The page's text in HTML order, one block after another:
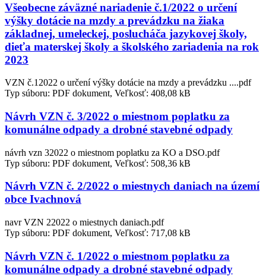
Všeobecne záväzné nariadenie č.1/2022 o určení
výšky dotácie na mzdy a prevádzku na žiaka
základnej, umeleckej, poslucháča jazykovej školy,
dieťa materskej školy a školského zariadenia na rok
2023
VZN č.12022 o určení výšky dotácie na mzdy a prevádzku ....pdf
Typ súboru: PDF dokument, Veľkosť: 408,08 kB
Návrh VZN č. 3/2022 o miestnom poplatku za
komunálne odpady a drobné stavebné odpady
návrh vzn 32022 o miestnom poplatku za KO a DSO.pdf
Typ súboru: PDF dokument, Veľkosť: 508,36 kB
Návrh VZN č. 2/2022 o miestnych daniach na území
obce Ivachnová
navr VZN 22022 o miestnych daniach.pdf
Typ súboru: PDF dokument, Veľkosť: 717,08 kB
Návrh VZN č. 1/2022 o miestnom poplatku za
komunálne odpady a drobné stavebné odpady